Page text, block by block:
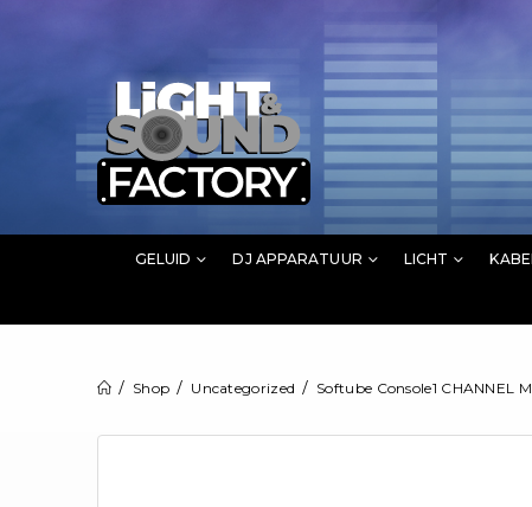
GELUID DJ APPARATUUR LICHT
Shop Uncategorized Softube Console1 CHANNEL